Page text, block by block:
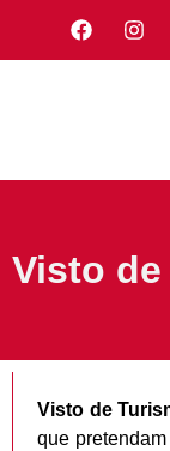
Visto
Visto de
que